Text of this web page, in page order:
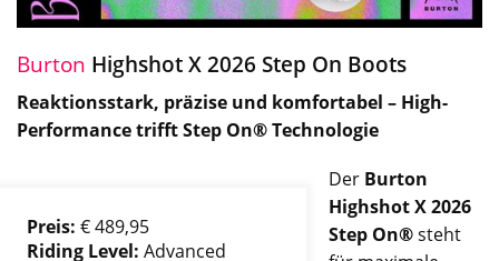
Burton Highshot X 2026 Step On Boots
Reaktionsstark, präzise und komfortabel – High-
Performance trifft Step On® Technologie
Preis: € 489,95
Riding Level: Advanced
Der Burton
Highshot X 2026
Step On®steht